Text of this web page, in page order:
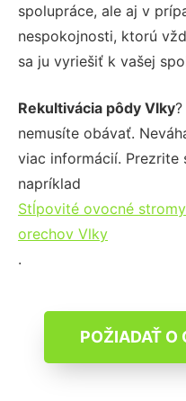
spolupráce, ale aj v
nespokojnosti, ktorú
sa ju vyriešiť k vašej
Rekultivácia pôdy Vlky
nemusíte obávať.
viac informácií. Prezrite
napríklad
Stĺpovité ovocné
orechov Vlky
.
POŽIADAŤ O